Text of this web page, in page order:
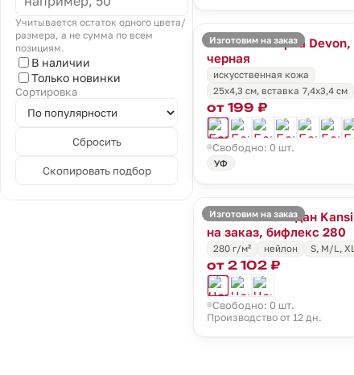
Учитывается остаток одного цвета/
размера, а не сумма по всем
позициям.
В наличии
Только новинки
Сортировка
Сбросить
Скопировать подбор
Изготовим на заказ
Багажная бирка Devon,
черная
искусственная кожа
25х4,3 см, вставка 7,4x3,4 см
от 199 ₽
Свободно: 0 шт.
УФ
Изготовим на заказ
Чехол на чемодан Kansi
на заказ, бифлекс 280
280 г/м² нейлон S, M/L, XL
от 2 102 ₽
Свободно: 0 шт.
Производство от 12 дн.